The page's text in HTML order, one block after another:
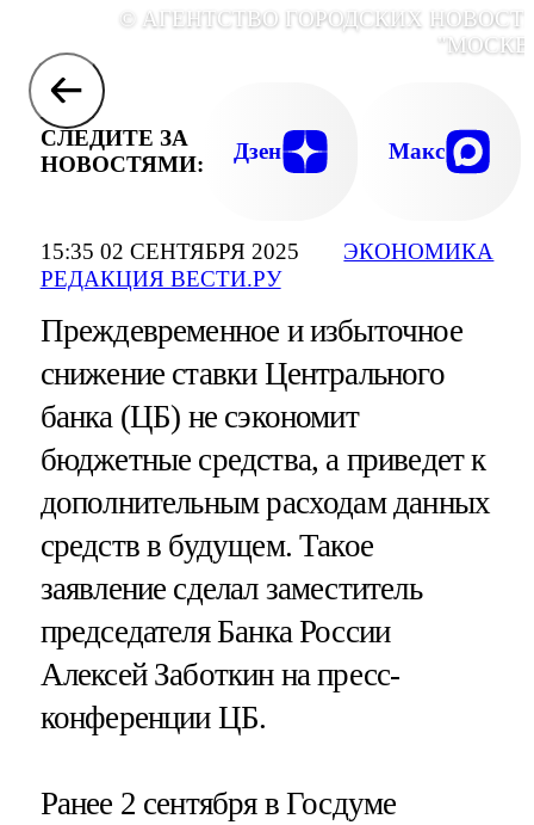
15:35 02 СЕНТЯБРЯ 2025
РЕДАКЦИЯ ВЕСТИ.РУ
ЭКОНОМИКА
© АГЕНТСТВО ГОРОДСКИХ
СЛЕДИТЕ ЗА
НОВОСТЯМИ:
Дзен Макс
Преждевременное и избыточное
снижение ставки Центрального
банка (ЦБ) не сэкономит
бюджетные средства, а приведет к
дополнительным расходам данных
средств в будущем. Такое
заявление сделал заместитель
председателя Банка России
Алексей Заботкин на пресс-
конференции ЦБ.
Ранее 2 сентября в Госдуме